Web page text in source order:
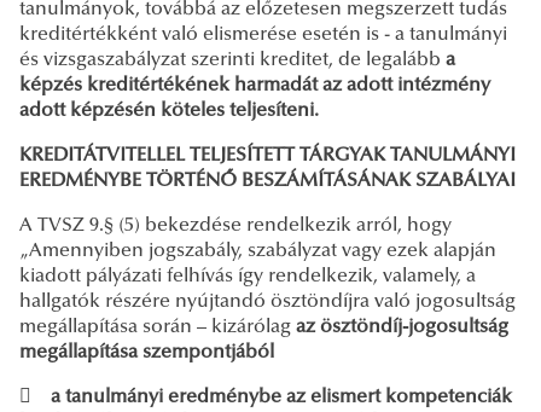
tanulmányok, továbbá az előzetesen megszerzett tudás
kreditértékként való elismerése esetén is - a tanulmányi
és vizsgaszabályzat szerinti kreditet, de legalább a
képzés kreditértékének harmadát az adott intézmény
adott képzésén köteles teljesíteni.
KREDITÁTVITELLEL TELJESÍTETT TÁRGYAK TANULMÁNYI
EREDMÉNYBE TÖRTÉNŐ BESZÁMÍTÁSÁNAK SZABÁLYAI
A TVSZ 9.§ (5) bekezdése rendelkezik arról, hogy
„Amennyiben jogszabály, szabályzat vagy ezek alapján
kiadott pályázati felhívás így rendelkezik, valamely, a
hallgatók részére nyújtandó ösztöndíjra való jogosultság
megállapítása során – kizárólag az ösztöndíj-jogosultság
megállapítása szempontjából
 a tanulmányi eredménybe az elismert kompetenciák